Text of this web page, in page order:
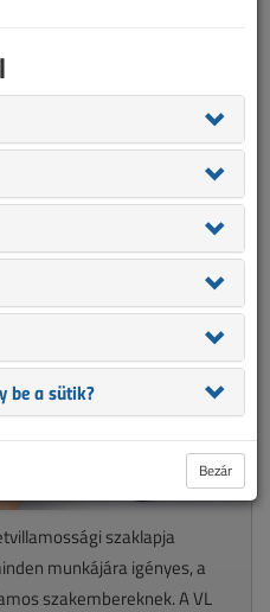
egy lapszámhoz?
nyomtatott
a megvásárolt
szaklapja
munkájára igényes, a
szakembereknek. A VL
be a sütik?
Bezár